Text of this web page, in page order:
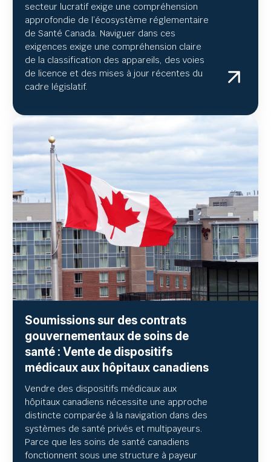
secteur lucratif exige une compréhension
approfondie de l’écosystème réglementaire
de Santé Canada. Naviguer dans ces
exigences exige une compréhension claire
de la classification des appareils, des voies
de licence et des mises à jour récentes du
cadre législatif.
Soumissions sur des contrats
gouvernementaux de soins de
santé : Vente de dispositifs
médicaux aux hôpitaux canadiens
Vendre des dispositifs médicaux aux
hôpitaux canadiens nécessite une approche
distincte comparée à la navigation dans des
systèmes de santé privés et multipayeurs.
Parce que les soins de santé canadiens
fonctionnent sous une structure à payeur